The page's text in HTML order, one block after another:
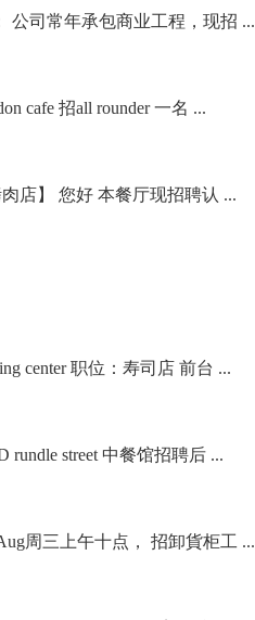
公司常年承包商业工程，现招 ...
cafe 招all rounder 一名 ...
肉店】 您好 本餐厅现招聘认 ...
center 职位：寿司店 前台 ...
rundle street 中餐馆招聘后 ...
周三上午十点， 招卸貨柜工 ...